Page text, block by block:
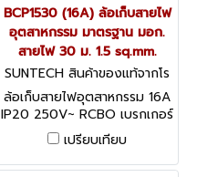
BCP1530 (16A) ล้อเก็บสายไฟ
อุตสาหกรรม มาตรฐาน มอก.
สายไฟ 30 ม. 1.5 sq.mm.
SUNTECH สินค้าของแท้จากโร
งงานผู้ผลิต BCP1530
ล้อเก็บสายไฟอุตสาหกรรม 16A
IP20 250V~ RCBO เบรกเกอร์
ป้องกันไฟดูด ไฟรั่ว ไฟช็อต
ตัดกระแสลัดวงจรป้องกัน
กระแสไฟเกิน
เปรียบเทียบ